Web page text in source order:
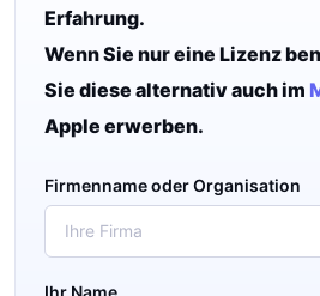
Erfahrung.
Wenn Sie nur eine Lizenz
Sie diese alternativ auch im
Apple erwerben.
Firmenname oder Organisation
Ihr Name